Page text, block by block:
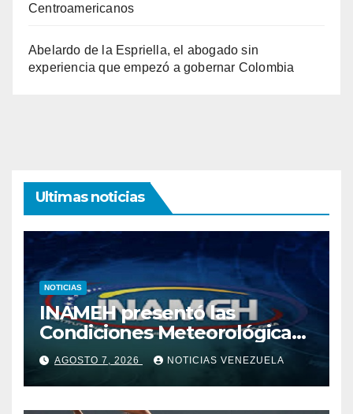
Centroamericanos
Abelardo de la Espriella, el abogado sin
experiencia que empezó a gobernar Colombia
Ultimas noticias
NOTICIAS
INAMEH presentó las
Condiciones Meteorológicas
para las próximas 24 horas,
de este viernes 7 de agosto
2026
AGOSTO 7, 2026 NOTICIAS VENEZUELA